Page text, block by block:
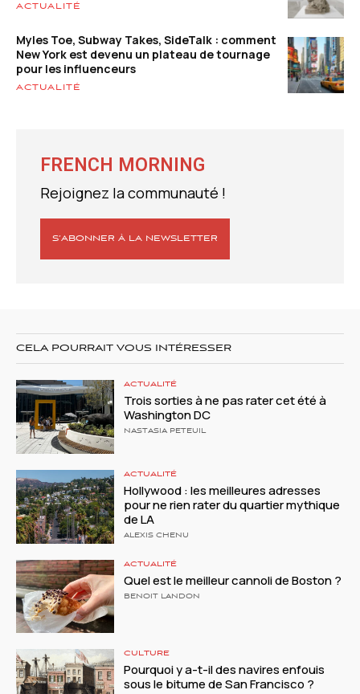
ACTUALITÉ
Myles Toe, Subway Takes, SideTalk : comment
New York est devenu un plateau de tournage
pour les influenceurs
ACTUALITÉ
FRENCH MORNING
Rejoignez la communauté !
S’ABONNER À LA NEWSLETTER
CELA POURRAIT VOUS INTÉRESSER
ACTUALITÉ
Trois sorties à ne pas rater cet été à
Washington DC
NASTASIA PETEUIL
ACTUALITÉ
Hollywood : les meilleures adresses
pour ne rien rater du quartier mythique
de LA
ALEXIS CHENU
ACTUALITÉ
Quel est le meilleur cannoli de Boston ?
BENOIT LANDON
CULTURE
Pourquoi y a-t-il des navires enfouis
sous le bitume de San Francisco ?